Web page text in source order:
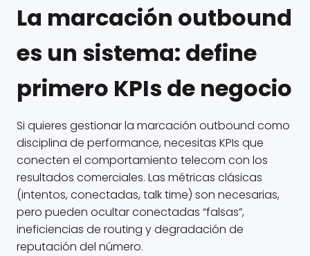
La marcación outbound
es un sistema: define
primero KPIs de negocio
Si quieres gestionar la marcación outbound como
disciplina de performance, necesitas KPIs que
conecten el comportamiento telecom con los
resultados comerciales. Las métricas clásicas
(intentos, conectadas, talk time) son necesarias,
pero pueden ocultar conectadas “falsas”,
ineficiencias de routing y degradación de
reputación del número.